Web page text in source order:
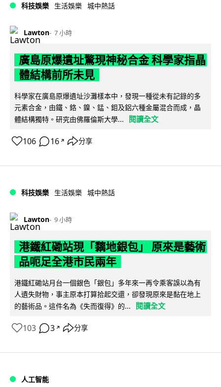
科技娛樂 生活娛樂 城中熱話
Lawton 7 小時
廣島原爆遺址驚現神秘合金 科學家指晶
體結構前所未見
科學家在廣島原爆遺址沙灘樣本中，發現一種從未有記錄的多
元素合金，由鐵、鉻、鎳、錳、鉬及鋁六種金屬混合而成，晶
體結構獨特。研究由佛羅倫斯大學...
閱讀全文
106 16 ↗ 分享
科技娛樂 生活娛樂 城中熱話
Lawton 9 小時
港鐵紅磡站現「黐地銀包」 原來是藝術
品呃足全港市民兩年
港鐵紅磡站月台一個銀色「銀包」多年來一再令乘客誤以為有
人遺失財物，事主原本打算拾起交還，卻發現原來是黏在地上
的藝術品。這件名為《失而復得》的...
閱讀全文
103 3 ↗ 分享
人工智能